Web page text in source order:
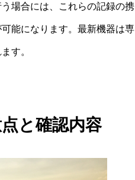
場合には、これらの記録の携
能になります。最新機器は専
す。
と確認内容